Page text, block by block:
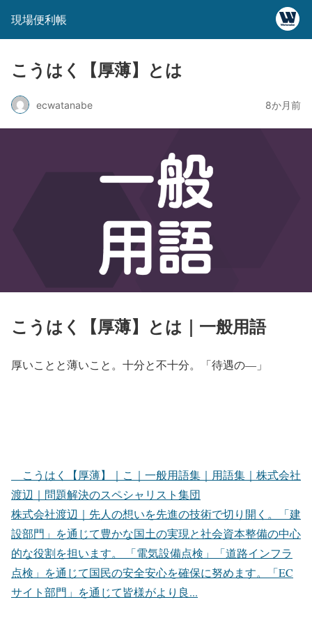
現場便利帳
こうはく【厚薄】とは
ecwatanabe 8か月前
こうはく【厚薄】とは｜一般用語
厚いことと薄いこと。十分と不十分。「待遇の―」
こうはく【厚薄】｜こ｜一般用語集｜用語集｜株式会社
渡辺｜問題解決のスペシャリスト集団
株式会社渡辺｜先人の想いを先進の技術で切り開く。「建
設部門」を通じて豊かな国土の実現と社会資本整備の中心
的な役割を担います。 「電気設備点検」「道路インフラ
点検」を通じて国民の安全安心を確保に努めます。「EC
サイト部門」を通じて皆様がより良...